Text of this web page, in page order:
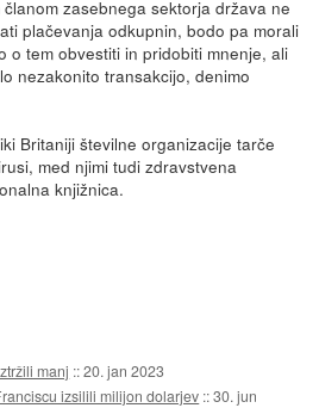
zasebnega sektorja država ne
plačevanja odkupnin, bodo pa morali
o tem obvestiti in pridobiti mnenje, ali
nezakonito transakcijo, denimo
Britaniji številne organizacije tarče
med njimi tudi zdravstvena
knjižnica.
manj ::20. jan 2023
izsilili milijon dolarjev ::30. jun